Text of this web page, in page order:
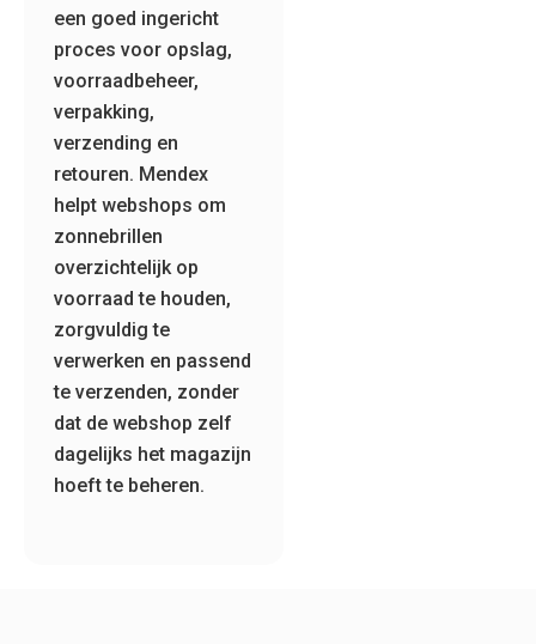
een goed ingericht
proces voor opslag,
voorraadbeheer,
verpakking,
verzending en
retouren. Mendex
helpt webshops om
zonnebrillen
overzichtelijk op
voorraad te houden,
zorgvuldig te
verwerken en passend
te verzenden, zonder
dat de webshop zelf
dagelijks het magazijn
hoeft te beheren.